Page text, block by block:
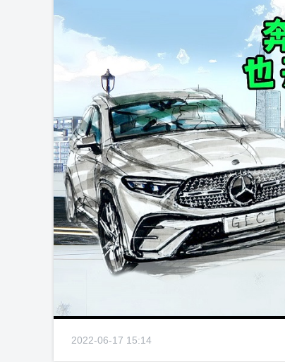
2022-06-17 15:14